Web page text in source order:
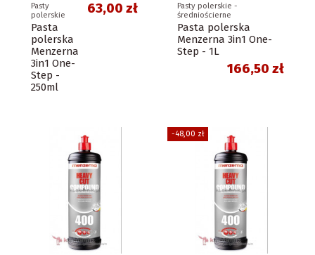
Pasty
polerskie
Pasta
polerska
Menzerna
3in1 One-
Step -
250ml
63,00 zł
Pasty polerskie -
średniościerne
Pasta polerska
Menzerna 3in1 One-
Step - 1L
166,50 zł
-48,00 zł